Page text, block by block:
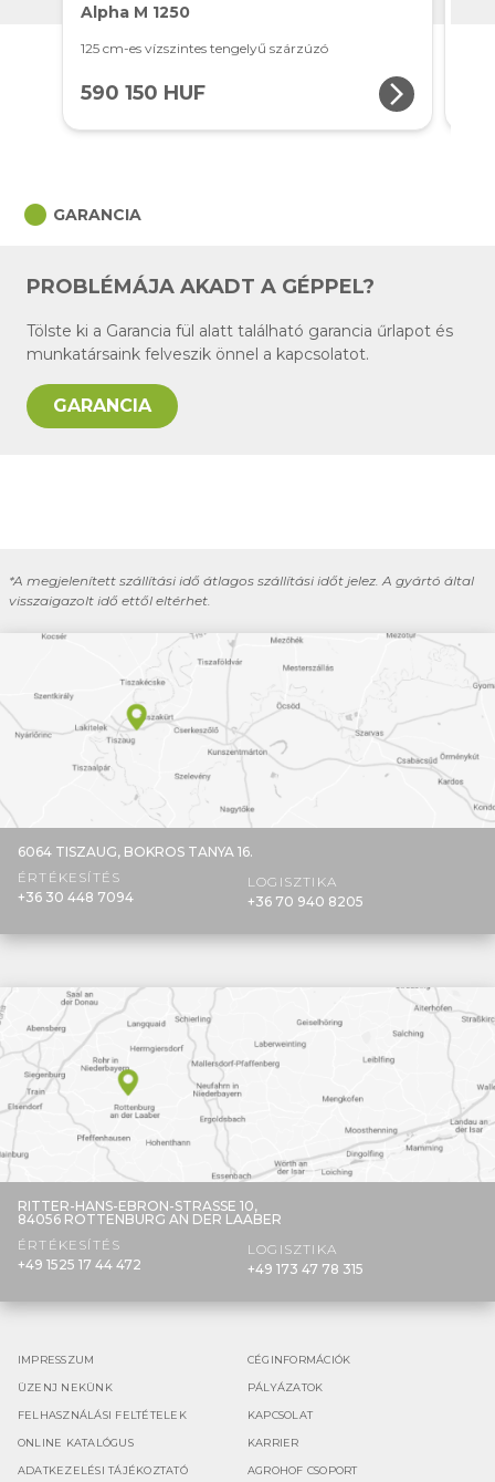
Alpha M 1250
125 cm-es vízszintes tengelyű szárzúzó
590 150 HUF arrow_forward_ios
circle GARANCIA
PROBLÉMÁJA AKADT A GÉPPEL?
Tölste ki a Garancia fül alatt található garancia űrlapot és
munkatársaink felveszik önnel a kapcsolatot.
GARANCIA
*A megjelenített szállítási idő átlagos szállítási időt jelez. A gyártó által
visszaigazolt idő ettől eltérhet.
6064 TISZAUG, BOKROS TANYA 16.
ÉRTÉKESÍTÉS
+36 30 448 7094
LOGISZTIKA
+36 70 940 8205
RITTER-HANS-EBRON-STRASSE 10,
84056 ROTTENBURG AN DER LAABER
ÉRTÉKESÍTÉS
+49 1525 17 44 472
LOGISZTIKA
+49 173 47 78 315
IMPRESSZUM CÉGINFORMÁCIÓK
ÜZENJ NEKÜNK PÁLYÁZATOK
FELHASZNÁLÁSI FELTÉTELEK KAPCSOLAT
ONLINE KATALÓGUS KARRIER
ADATKEZELÉSI TÁJÉKOZTATÓ AGROHOF CSOPORT